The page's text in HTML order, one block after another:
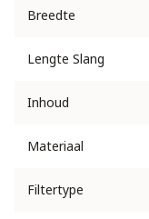
Breedte
Lengte Slang
Inhoud
Materiaal
Filtertype